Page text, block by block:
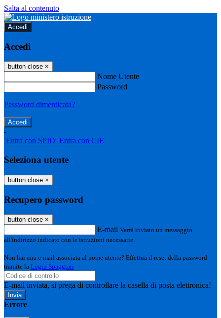
Salta al contenuto
Accedi
Accedi
button close ×
Nome Utente
Password
Password dimenticata?
-
Entra con SPID Entra con CIE
Seleziona utente
button close ×
Recupero password
button close ×
E-mail Verrà inviato un messaggio
all'indirizzo indicato con le istruzioni necessarie.
Non hai una e-mail associata al nome utente? Effettua il reset della password
tramite la Login Spaggiari
E-mail inviata, si prega di controllare la casella di posta elettronica!
Errore